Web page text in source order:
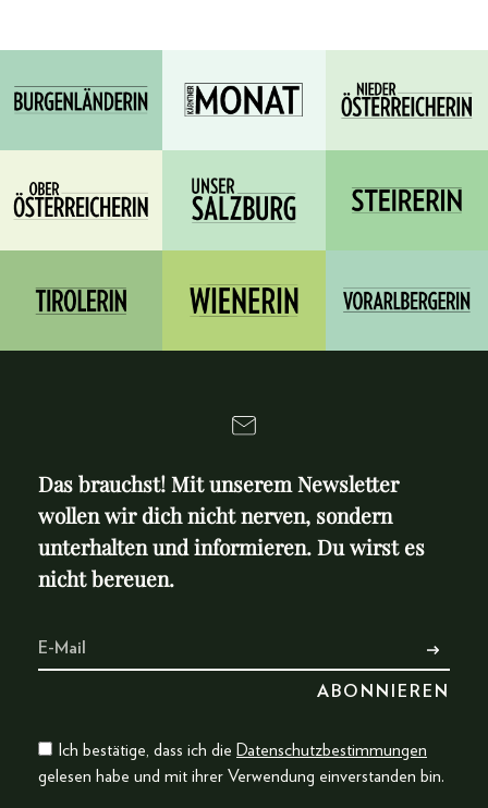
Das brauchst! Mit unserem Newsletter
wollen wir dich nicht nerven, sondern
unterhalten und informieren. Du wirst es
nicht bereuen.
Ich bestätige, dass ich die Datenschutzbestimmungen
gelesen habe und mit ihrer Verwendung einverstanden bin.